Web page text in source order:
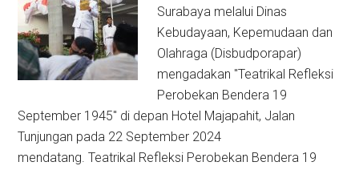
Surabaya melalui Dinas
Kebudayaan, Kepemudaan dan
Olahraga (Disbudporapar)
mengadakan "Teatrikal Refleksi
Perobekan Bendera 19
September 1945" di depan Hotel Majapahit, Jalan
Tunjungan pada 22 September 2024
mendatang. Teatrikal Refleksi Perobekan Bendera 19